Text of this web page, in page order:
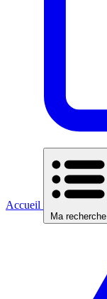
Accueil
Ma recherche